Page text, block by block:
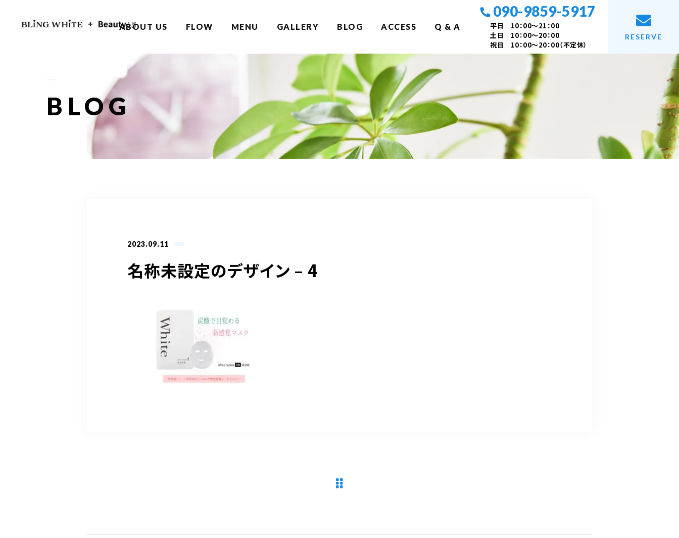
ABOUT US FLOW MENU GALLERY BLOG ACCESS Q & A
090-9859-5917
平日 10：00～21：00
土日 10：00～20：00
祝日 10：00～20：00（不定休）
RESERVE
BLOG
2023.09.11
名称未設定のデザイン – 4